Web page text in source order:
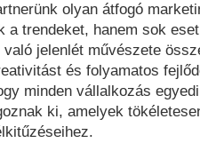
olyan átfogó
a trendeket, hanem sok
való jelenlét művészete
és folyamatos
minden vállalkozás
ki, amelyek